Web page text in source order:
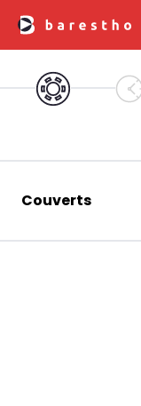
Couverts